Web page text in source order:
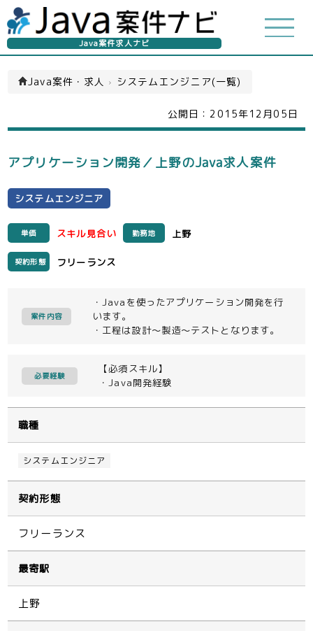
Java案件求人ナビ
Java案件・求人 › システムエンジニア(一覧)
公開日： 2015年12月05日
アプリケーション開発／上野のJava求人案件
システムエンジニア
単価 スキル見合い 勤務地 上野
契約形態 フリーランス
案件内容
・Javaを使ったアプリケーション開発を行
います。
・工程は設計～製造～テストとなります。
必要経験
【必須スキル】
・Java開発経験
職種
システムエンジニア
契約形態
フリーランス
最寄駅
上野